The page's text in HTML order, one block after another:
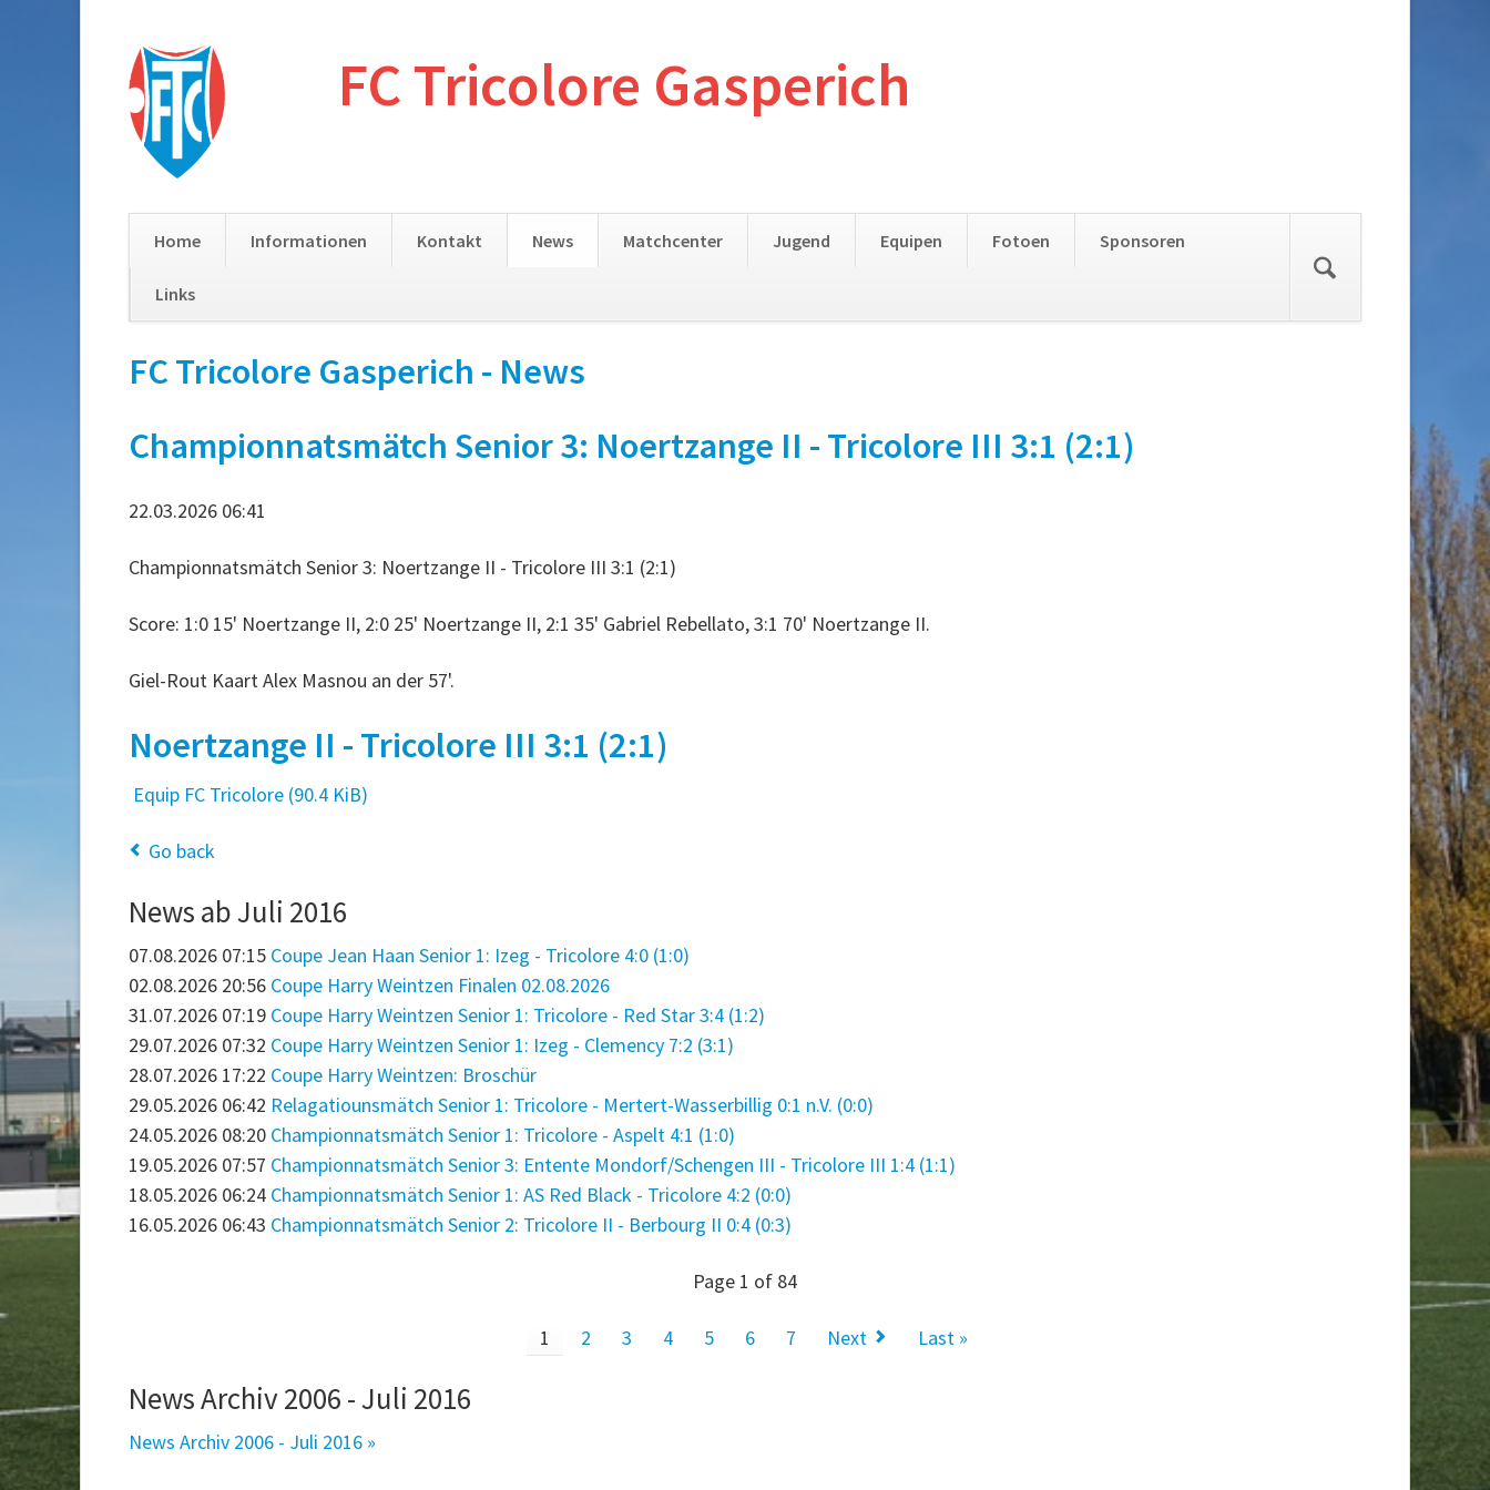
FC Tricolore Gasperich
navigation
Home Informationen Kontakt News Matchcenter Jugend Equipen Fotoen Sponsoren
Links
navigation
FC Tricolore Gasperich - News
Championnatsmätch Senior 3: Noertzange II - Tricolore III 3:1 (2:1)
22.03.2026 06:41
Championnatsmätch Senior 3: Noertzange II - Tricolore III 3:1 (2:1)
Score: 1:0 15' Noertzange II, 2:0 25' Noertzange II, 2:1 35' Gabriel Rebellato, 3:1 70' Noertzange II.
Giel-Rout Kaart Alex Masnou an der 57'.
Noertzange II - Tricolore III 3:1 (2:1)
Equip FC Tricolore (90.4 KiB)
Go back
News ab Juli 2016
07.08.2026 07:15 Coupe Jean Haan Senior 1: Izeg - Tricolore 4:0 (1:0)
02.08.2026 20:56 Coupe Harry Weintzen Finalen 02.08.2026
31.07.2026 07:19 Coupe Harry Weintzen Senior 1: Tricolore - Red Star 3:4 (1:2)
29.07.2026 07:32 Coupe Harry Weintzen Senior 1: Izeg - Clemency 7:2 (3:1)
28.07.2026 17:22 Coupe Harry Weintzen: Broschür
29.05.2026 06:42 Relagatiounsmätch Senior 1: Tricolore - Mertert-Wasserbillig 0:1 n.V. (0:0)
24.05.2026 08:20 Championnatsmätch Senior 1: Tricolore - Aspelt 4:1 (1:0)
19.05.2026 07:57 Championnatsmätch Senior 3: Entente Mondorf/Schengen III - Tricolore III 1:4 (1:1)
18.05.2026 06:24 Championnatsmätch Senior 1: AS Red Black - Tricolore 4:2 (0:0)
16.05.2026 06:43 Championnatsmätch Senior 2: Tricolore II - Berbourg II 0:4 (0:3)
Page 1 of 84
1 2 3 4 5 6 7 Next Last »
News Archiv 2006 - Juli 2016
News Archiv 2006 - Juli 2016 »